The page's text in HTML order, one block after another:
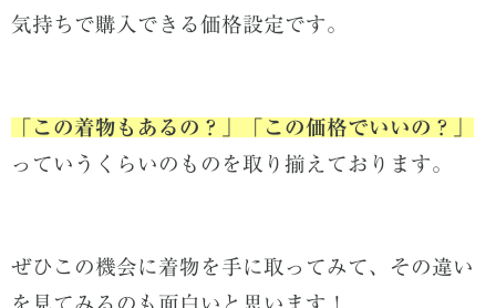
気持ちで購入できる価格設定です。
「この着物もあるの？」「この価格でいいの？」
っていうくらいのものを取り揃えております。
ぜひこの機会に着物を手に取ってみて、その違い